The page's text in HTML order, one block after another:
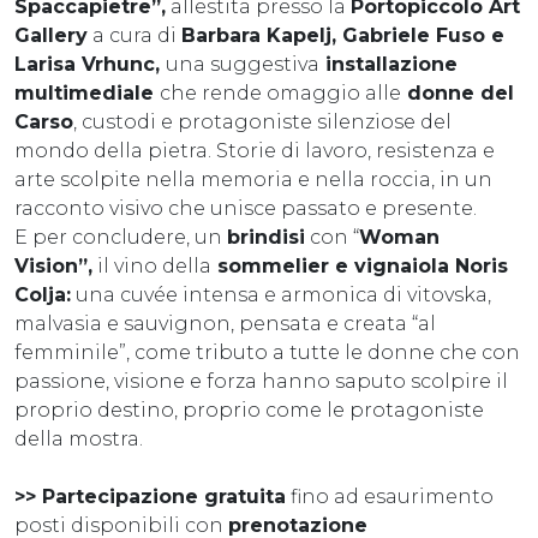
Spaccapietre”, allestita presso la Portopiccolo Art
Gallery a cura di Barbara Kapelj, Gabriele Fuso e
Larisa Vrhunc, una suggestiva installazione
multimediale che rende omaggio alle donne del
Carso , custodi e protagoniste silenziose del
mondo della pietra. Storie di lavoro, resistenza e
arte scolpite nella memoria e nella roccia, in un
racconto visivo che unisce passato e presente.
E per concludere, un brindisi con “Woman
Vision”, il vino della sommelier e vignaiola Noris
Colja: una cuvée intensa e armonica di vitovska,
malvasia e sauvignon, pensata e creata “al
femminile”, come tributo a tutte le donne che con
passione, visione e forza hanno saputo scolpire il
proprio destino, proprio come le protagoniste
della mostra.
>> Partecipazione gratuita fino ad esaurimento
posti disponibili con prenotazione